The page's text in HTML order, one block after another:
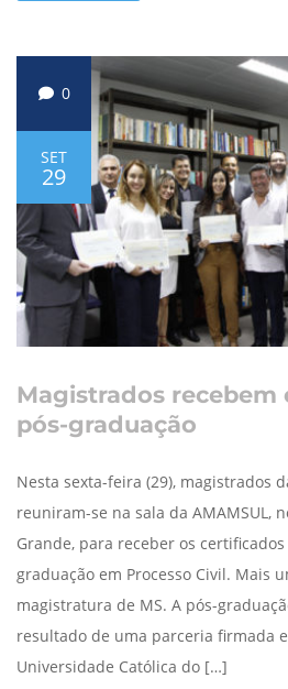
0
SET
29
Magistrados
pós-graduação
Nesta sexta-feira (29), magistrados
reuniram-se na sala da AMAMSUL,
Grande, para receber os
graduação em Processo Civil. Mais
magistratura de MS. A pós-
resultado de uma parceria firmada
Universidade Católica do […]